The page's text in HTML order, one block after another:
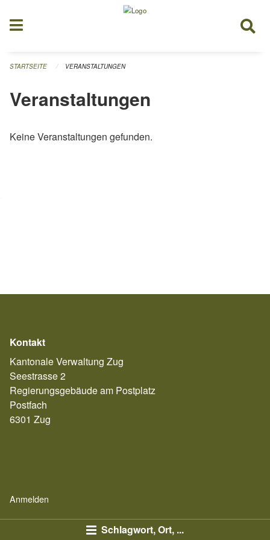
Schlagwort, Ort, ...
STARTSEITE VERANSTALTUNGEN
Veranstaltungen
Keine Veranstaltungen gefunden.
Kontakt
Kantonale Verwaltung Zug
Seestrasse 2
Regierungsgebäude am Postplatz
Postfach
6301 Zug
Anmelden